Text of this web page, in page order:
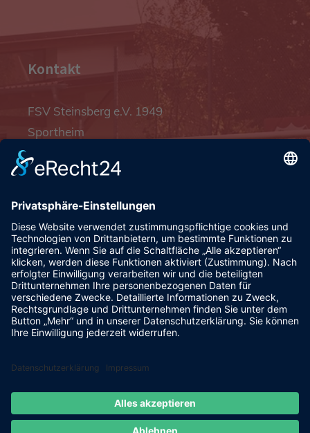
Kontakt
FSV Steinsberg e.V. 1949
Sportheim
93128 Steinsberg
pr@fsv-steinsberg.de
Social
Webmail Datenschutzerklärung Impressum